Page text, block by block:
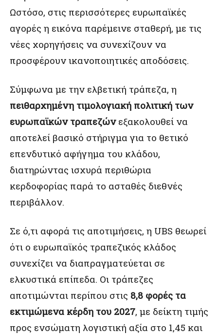
Ωστόσο, στις περισσότερες ευρωπαϊκές
αγορές η εικόνα παρέμεινε σταθερή, με τις
νέες χορηγήσεις να συνεχίζουν να
προσφέρουν ικανοποιητικές αποδόσεις.
Σύμφωνα με την ελβετική τράπεζα, η
πειθαρχημένη τιμολογιακή πολιτική των
ευρωπαϊκών τραπεζώνεξακολουθεί να
αποτελεί βασικό στήριγμα για το θετικό
επενδυτικό αφήγημα του κλάδου,
διατηρώντας ισχυρά περιθώρια
κερδοφορίας παρά το ασταθές διεθνές
περιβάλλον.
Σε ό,τι αφορά τις αποτιμήσεις, η UBS θεωρεί
ότι ο ευρωπαϊκός τραπεζικός κλάδος
συνεχίζει να διαπραγματεύεται σε
ελκυστικά επίπεδα. Οι τράπεζες
αποτιμώνται περίπου στις 8,8 φορές τα
εκτιμώμενα κέρδη του 2027, με δείκτη τιμής
προς ενσώματη λογιστική αξία στο 1,45 και